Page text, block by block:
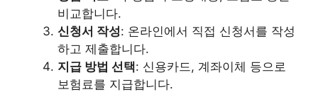
비교합니다.
신청서 작성: 온라인에서 직접 신청서를 작성
하고 제출합니다.
지급 방법 선택: 신용카드, 계좌이체 등으로
보험료를 지급합니다.